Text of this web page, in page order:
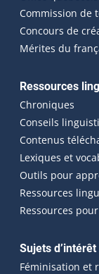
Commission de
Concours de
Mérites du
Ressources
Chroniques
Conseils
Contenus
Lexiques et
Outils pour
Ressources
Ressources
Sujets d’intérêt
Féminisation et